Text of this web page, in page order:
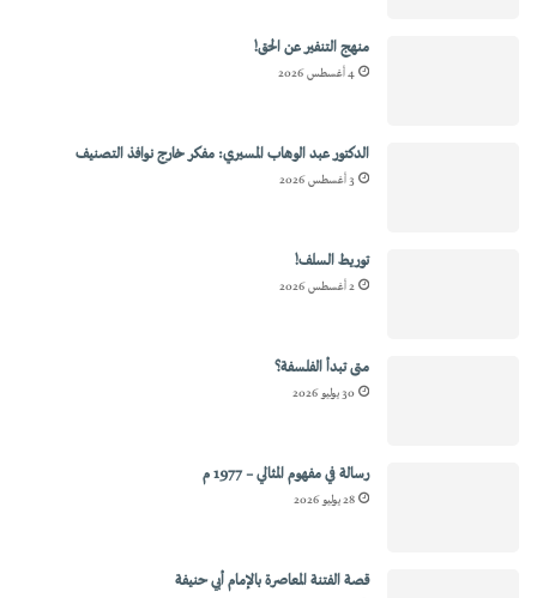
منهج التنفير عن الحق!
4 أغسطس 2026
الدكتور عبد الوهاب المسيري: مفكر خارج نوافذ التصنيف
3 أغسطس 2026
توريط السلف!
2 أغسطس 2026
متى تبدأ الفلسفة؟
30 يوليو 2026
رسالة في مفهوم المثالي – 1977 م
28 يوليو 2026
قصة الفتنة المعاصرة بالإمام أبي حنيفة